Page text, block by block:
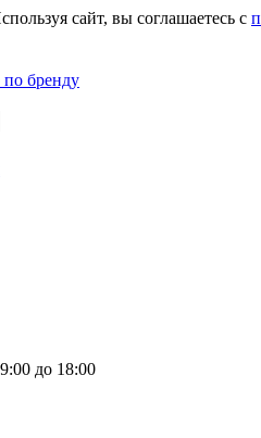
сайт, вы соглашаетесь с
бренду
до 18:00